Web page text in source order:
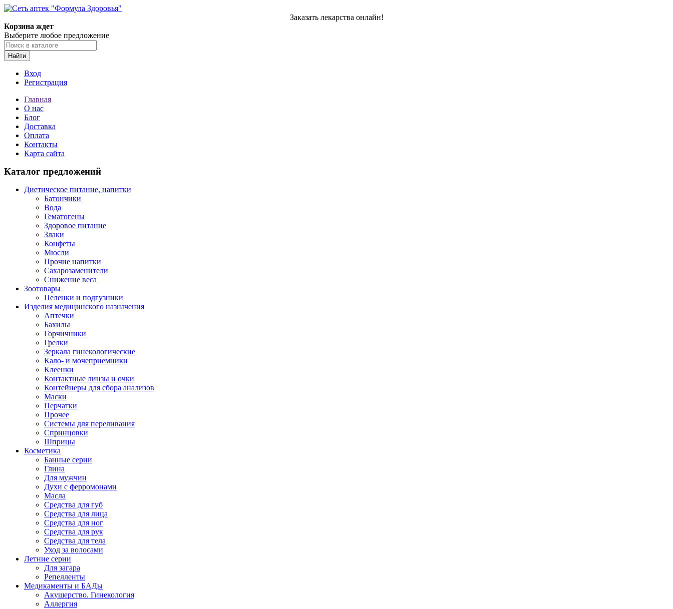
Заказать лекарства онлайн!
Корзина ждет
Выберите любое предложение
Найти
Вход
Регистрация
Главная
О нас
Блог
Доставка
Оплата
Контакты
Карта сайта
Каталог предложений
Диетическое питание, напитки
Батончики
Вода
Гематогены
Здоровое питание
Злаки
Конфеты
Мюсли
Прочие напитки
Сахарозаменители
Снижение веса
Зоотовары
Пеленки и подгузники
Изделия медицинского назначения
Аптечки
Бахилы
Горчичники
Грелки
Зеркала гинекологические
Кало- и мочеприемники
Клеенки
Контактные линзы и очки
Контейнеры для сбора анализов
Маски
Перчатки
Прочее
Системы для переливания
Спринцовки
Шприцы
Косметика
Банные серии
Глина
Для мужчин
Духи с ферромонами
Масла
Средства для губ
Средства для лица
Средства для ног
Средства для рук
Средства для тела
Уход за волосами
Летние серии
Для загара
Репелленты
Медикаменты и БАДы
Акушерство. Гинекология
Аллергия